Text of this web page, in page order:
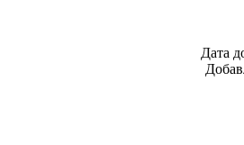
Дата